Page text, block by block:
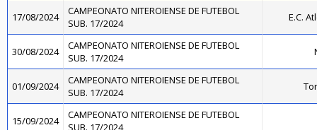
17/08/2024
CAMPEONATO NITEROIENSE DE FUTEBOL
SUB. 17/2024
E.C.
30/08/2024
CAMPEONATO NITEROIENSE DE FUTEBOL
SUB. 17/2024
01/09/2024
CAMPEONATO NITEROIENSE DE FUTEBOL
SUB. 17/2024
15/09/2024
CAMPEONATO NITEROIENSE DE FUTEBOL
SUB. 17/2024